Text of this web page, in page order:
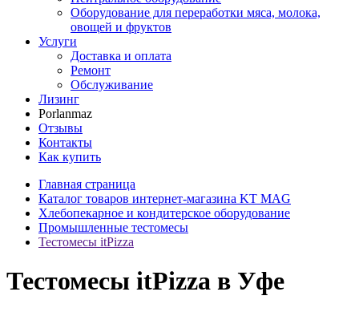
Оборудование для переработки мяса, молока,
овощей и фруктов
Услуги
Доставка и оплата
Ремонт
Обслуживание
Лизинг
Porlanmaz
Отзывы
Контакты
Как купить
Главная страница
Каталог товаров интернет-магазина KT MAG
Хлебопекарное и кондитерское оборудование
Промышленные тестомесы
Тестомесы itPizza
Тестомесы itPizza в Уфе